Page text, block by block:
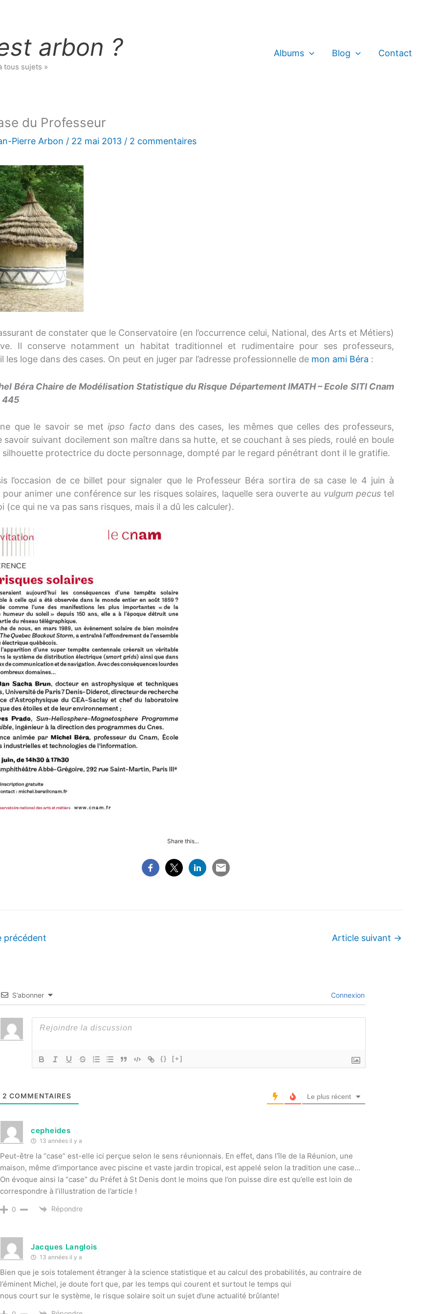
arbon ?
tous sujets »
Albums Blog Contact
du Professeur
Pierre Arbon / 22 mai 2013 / 2 commentaires
de constater que le Conservatoire (en l’occurrence celui, National, des Arts et Métiers)
Il conserve notamment un habitat traditionnel et rudimentaire pour ses professeurs,
les loge dans des cases. On peut en juger par l’adresse professionnelle de mon ami Béra :
Béra Chaire de Modélisation Statistique du Risque Département IMATH – Ecole SITI Cnam
445
que le savoir se met ipso facto dans des cases, les mêmes que celles des professeurs,
savoir suivant docilement son maître dans sa hutte, et se couchant à ses pieds, roulé en boule
silhouette protectrice du docte personnage, dompté par le regard pénétrant dont il le gratifie.
l’occasion de ce billet pour signaler que le Professeur Béra sortira de sa case le 4 juin à
pour animer une conférence sur les risques solaires, laquelle sera ouverte au vulgum pecus tel
(ce qui ne va pas sans risques, mais il a dû les calculer).
Share this...
précédent Article suivant →
S’abonner Connexion
{} [+]
2 COMMENTAIRES Le plus récent
cepheides
13 années il y a
Peut-être la “case” est-elle ici perçue selon le sens réunionnais. En effet, dans l’île de la Réunion, une
maison, même d’importance avec piscine et vaste jardin tropical, est appelé selon la tradition une case…
On évoque ainsi la “case” du Préfet à St Denis dont le moins que l’on puisse dire est qu’elle est loin de
correspondre à l’illustration de l’article !
0 Répondre
Jacques Langlois
13 années il y a
Bien que je sois totalement étranger à la science statistique et au calcul des probabilités, au contraire de
l’éminent Michel, je doute fort que, par les temps qui courent et surtout le temps qui
nous court sur le système, le risque solaire soit un sujet d’une actualité brûlante!